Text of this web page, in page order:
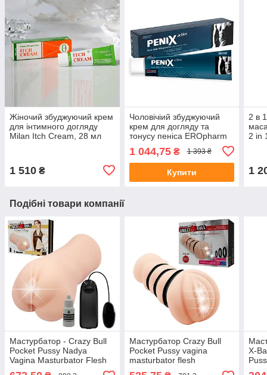
Жіночий збуджуючий крем
для інтимного догляду
Milan Itch Cream, 28 мл
1 510 ₴
Чоловічіий збуджуючий
крем для догляду та
тонусу пеніса EROpharm
1 044,75₴ 1 393 ₴
Купити
2 в
2 in
1
Подібні товари компанії
Мастурбатор - Crazy Bull
Pocket Pussy Nadya
Vagina Masturbator Flesh
Vibrating
Мастурбатор Crazy Bull
Pocket Pussy vagina
masturbator flesh
X-